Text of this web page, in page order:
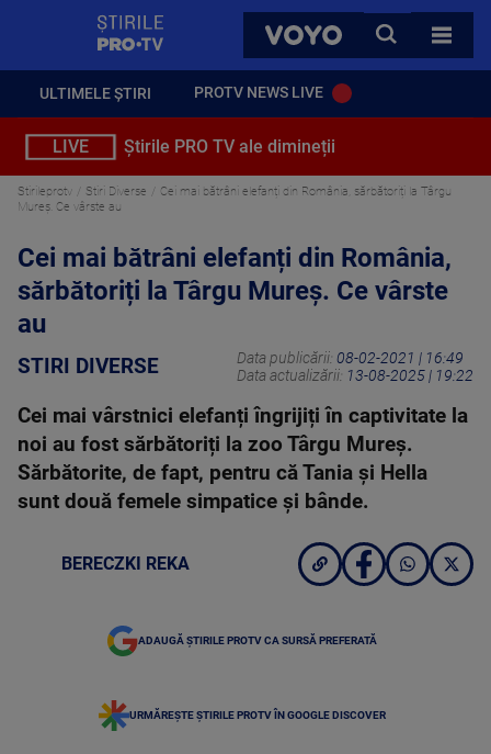
VOYO
CAUTA
TOATE
ULTIMELE ȘTIRI PROTV NEWS LIVE
LIVE Știrile PRO TV ale dimineții
Stirileprotv Stiri Diverse
Cei mai bătrâni elefanți din România, sărbătoriți la Târgu
Mureș. Ce vârste au
Cei mai bătrâni elefanți din România,
sărbătoriți la Târgu Mureș. Ce vârste
au
STIRI DIVERSE Data publicării: 08-02-2021 | 16:49
Data actualizării: 13-08-2025 | 19:22
Cei mai vârstnici elefanți îngrijiți în captivitate la
noi au fost sărbătoriți la zoo Târgu Mureș.
Sărbătorite, de fapt, pentru că Tania și Hella
sunt două femele simpatice și bânde.
BERECZKI REKA
ADAUGĂ ȘTIRILE PROTV CA SURSĂ PREFERATĂ
URMĂREȘTE ȘTIRILE PROTV ÎN GOOGLE DISCOVER